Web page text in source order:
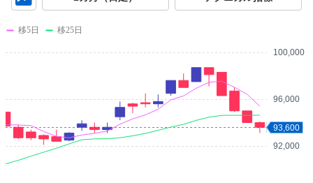
92,000
96,000
100,000
93,600
移5日 移25日